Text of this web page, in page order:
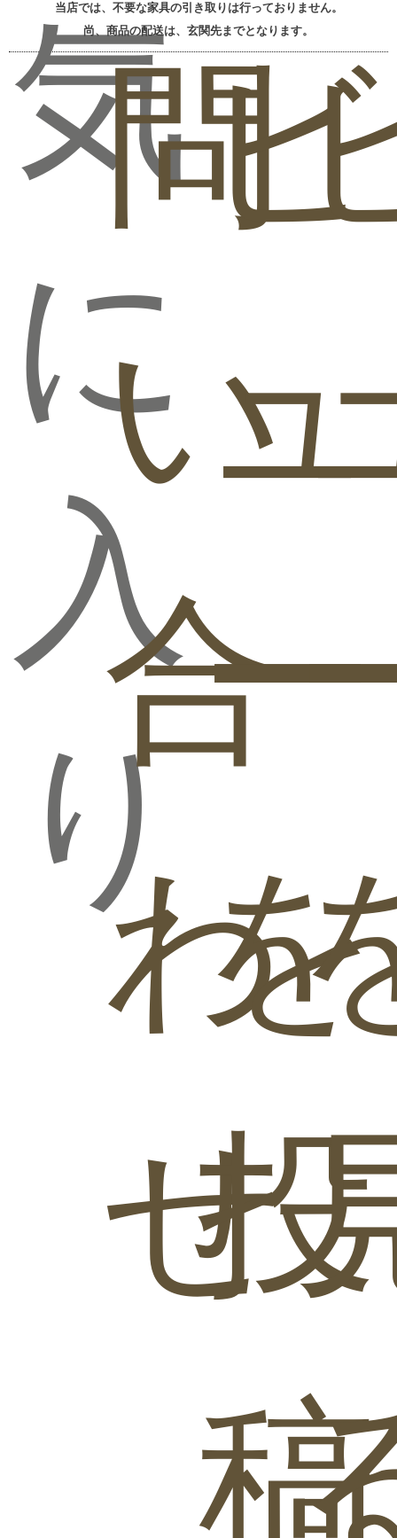
気
に
入
り
問
い
合
わ
せ
ビ
ュ
ー
を
投
稿
当店では、不要な家具の引き取りは行っておりません。
尚、商品の配送は、玄関先までとなります。
KASANE【KASANE】
ベッドフレームの
大容量収納チェス
トベッド
スライド収納付き
大容量収納チェス
トベッド
スライド収納付き
ルマットレス付 シ
ングル
スライド収納付き
大容量収納チェス
トベッド
ベストセラーモデ
ルマットレス付 セ
スライド収納付き
KASANE【KASANE】
匠モデルマットレ
スライド収納付き
大容量収納チェス
トベッド
KASANE【KASANE】
匠モデルマットレ
ス付 セミダブル
スライド収納付き
大容量収納チェス
トベッド
KASANE【KASANE】
匠モデルマットレ